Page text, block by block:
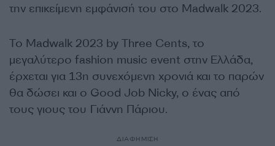
την επικείμενη εμφάνισή του στο Madwalk 2023.
Το Madwalk 2023 by Three Cents, το
μεγαλύτερο fashion music event στην Ελλάδα,
έρχεται για 13η συνεχόμενη χρονιά και το παρών
θα δώσει και ο Good Job Nicky, ο ένας από
τους γιους του Γιάννη Πάριου.
ΔΙΑΦΗΜΙΣΗ